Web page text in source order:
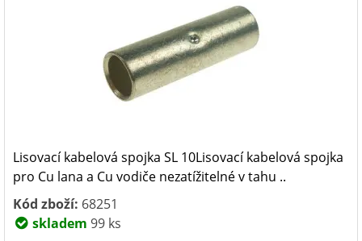
Lisovací kabelová spojka SL 10Lisovací kabelová spojka
pro Cu lana a Cu vodiče nezatížitelné v tahu ..
Kód zboží: 68251
skladem 99 ks